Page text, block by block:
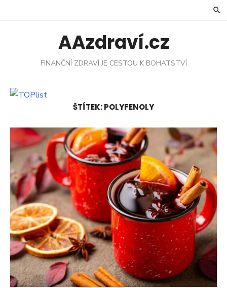
AAzdraví.cz
FINANČNÍ ZDRAVÍ JE CESTOU K BOHATSTVÍ
ŠTÍTEK:POLYFENOLY